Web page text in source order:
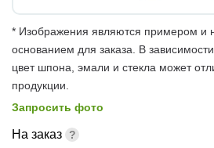
* Изображения являются примером и
основанием для заказа. В
цвет шпона, эмали и стекла может
продукции.
Запросить фото
На заказ